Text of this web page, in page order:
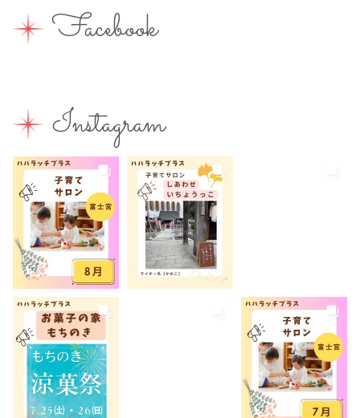
子連れ 子連れOK
富士山本宮浅間大社 小学生
屋外イベント 幼児 幼稚園 広報ふじのみや
弁当 我が家のコロナ対策 手土産
撮影スポット 有料
未就学児 水遊び 求人 洋菓子
産後ケア 病児保育 病後児保育
美容 老舗店 観光地
託児あり 託児有り 転入ママ
防災 離乳食持ち込みOK 雨でも遊べる
音楽 養成講座
Facebook
Instagram